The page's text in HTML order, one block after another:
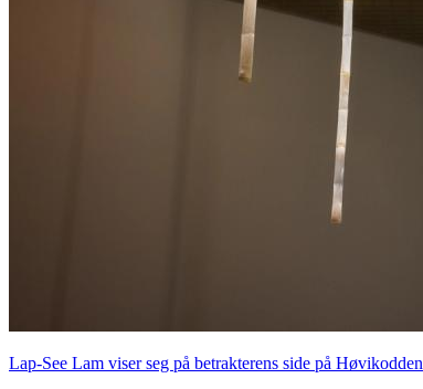
Lap-See Lam viser seg på betrakterens side på Høvikodden